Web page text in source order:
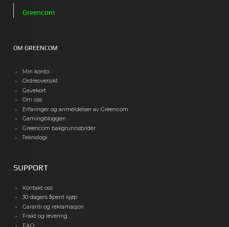
Greencom
OM GREENCOM
Min konto
Ordreoversikt
Gavekort
Om oss
Erfaringer og anmeldelser av Greencom
Gamingbloggen
Greencom bakgrunnsbilder
Teknologi
SUPPORT
Kontakt oss
30 dagers åpent kjøp
Garanti og reklamasjon
Frakt og levering
FAQ